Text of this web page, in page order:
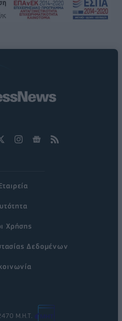
Χρήσης
Δεδομένων
Μ.Η.Τ.